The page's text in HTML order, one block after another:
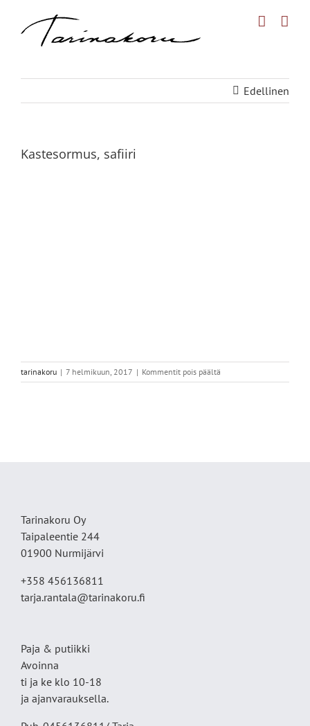
Edellinen
Kastesormus, safiiri
tarinakoru | 7 helmikuun, 2017 | Kommentit pois päältä
Kastesormus,
Tarinakoru Oy
Taipaleentie 244
01900 Nurmijärvi
+358 456136811
tarja.rantala@tarinakoru.fi
Paja & putiikki
Avoinna
ti ja ke klo 10-18
ja ajanvarauksella.